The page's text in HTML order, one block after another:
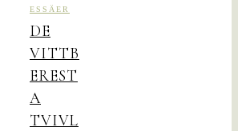
ESSÄER
DE
VITTB
EREST
A
TVIVL